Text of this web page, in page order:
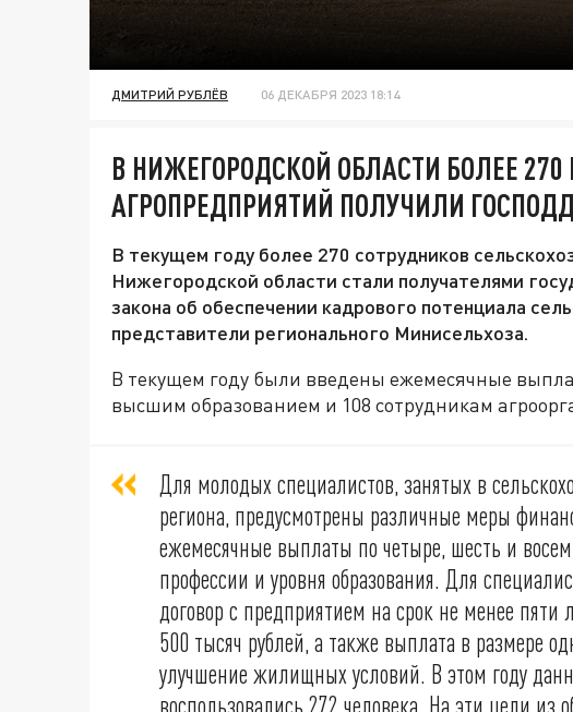
ДМИТРИЙ РУБЛЁВ 06 ДЕКАБРЯ 2023 18:14
В НИЖЕГОРОДСКОЙ ОБЛАСТИ БОЛЕЕ 270
АГРОПРЕДПРИЯТИЙ ПОЛУЧИЛИ
В текущем году более 270 сотрудников
Нижегородской области стали получателями
закона об обеспечении кадрового потенциала
представители регионального Минисельхоза.
В текущем году были введены ежемесячные
высшим образованием и 108 сотрудникам
Для молодых специалистов, занятых в
региона, предусмотрены различные меры
ежемесячные выплаты по четыре, шесть и
профессии и уровня образования. Для
договор с предприятием на срок не менее
500 тысяч рублей, а также выплата в размере
улучшение жилищных условий. В этом году